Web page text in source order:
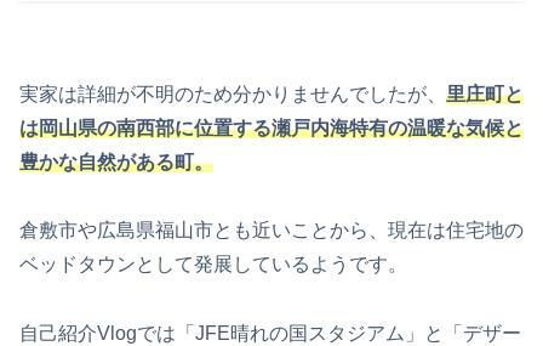
実家は詳細が不明のため分かりませんでしたが、 里庄町と
は岡山県の南西部に位置する瀬戸内海特有の温暖な気候と
豊かな自然がある町。
倉敷市や広島県福山市とも近いことから、現在は住宅地の
ベッドタウンとして発展しているようです。
自己紹介Vlogでは「JFE晴れの国スタジアム」と「デザー